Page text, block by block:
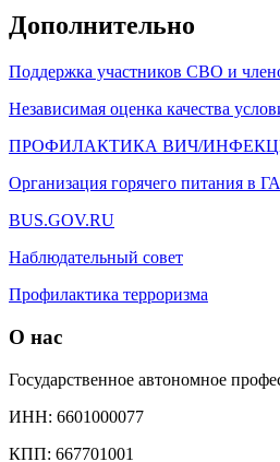
Дополнительно
Поддержка участников СВО и
Независимая оценка качества
ПРОФИЛАКТИКА ВИЧ/
Организация горячего питания
BUS.GOV.RU
Наблюдательный совет
Профилактика терроризма
О нас
Государственное автономное
ИНН: 6601000077
КПП: 667701001